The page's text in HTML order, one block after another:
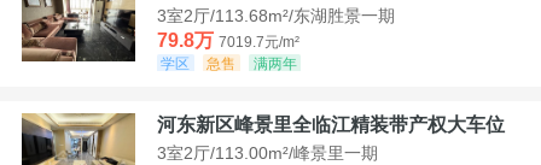
3室2厅/113.68m²/东湖胜景一期
79.8万 7019.7元/m²
学区
急售 满两年
河东新区峰景里全临江精装带产权大车位
3室2厅/113.00m²/峰景里一期